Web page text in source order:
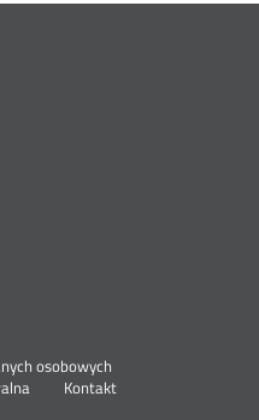
osobowych
Kontakt